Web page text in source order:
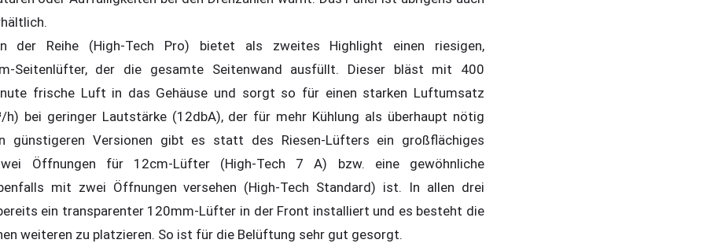
der Reihe (High-Tech Pro) bietet als zweites Highlight einen riesigen,
Seitenlüfter, der die gesamte Seitenwand ausfüllt. Dieser bläst mit 400
frische Luft in das Gehäuse und sorgt so für einen starken Luftumsatz
h) bei geringer Lautstärke (12dbA), der für mehr Kühlung als überhaupt nötig
günstigeren Versionen gibt es statt des Riesen-Lüfters ein großflächiges
Öffnungen für 12cm-Lüfter (High-Tech 7 A) bzw. eine gewöhnliche
mit zwei Öffnungen versehen (High-Tech Standard) ist. In allen drei
ein transparenter 120mm-Lüfter in der Front installiert und es besteht die
weiteren zu platzieren. So ist für die Belüftung sehr gut gesorgt.